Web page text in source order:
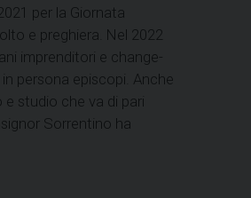
per la Giornata
e preghiera. Nel 2022
imprenditori e change-
persona episcopi. Anche
studio che va di pari
Sorrentino ha